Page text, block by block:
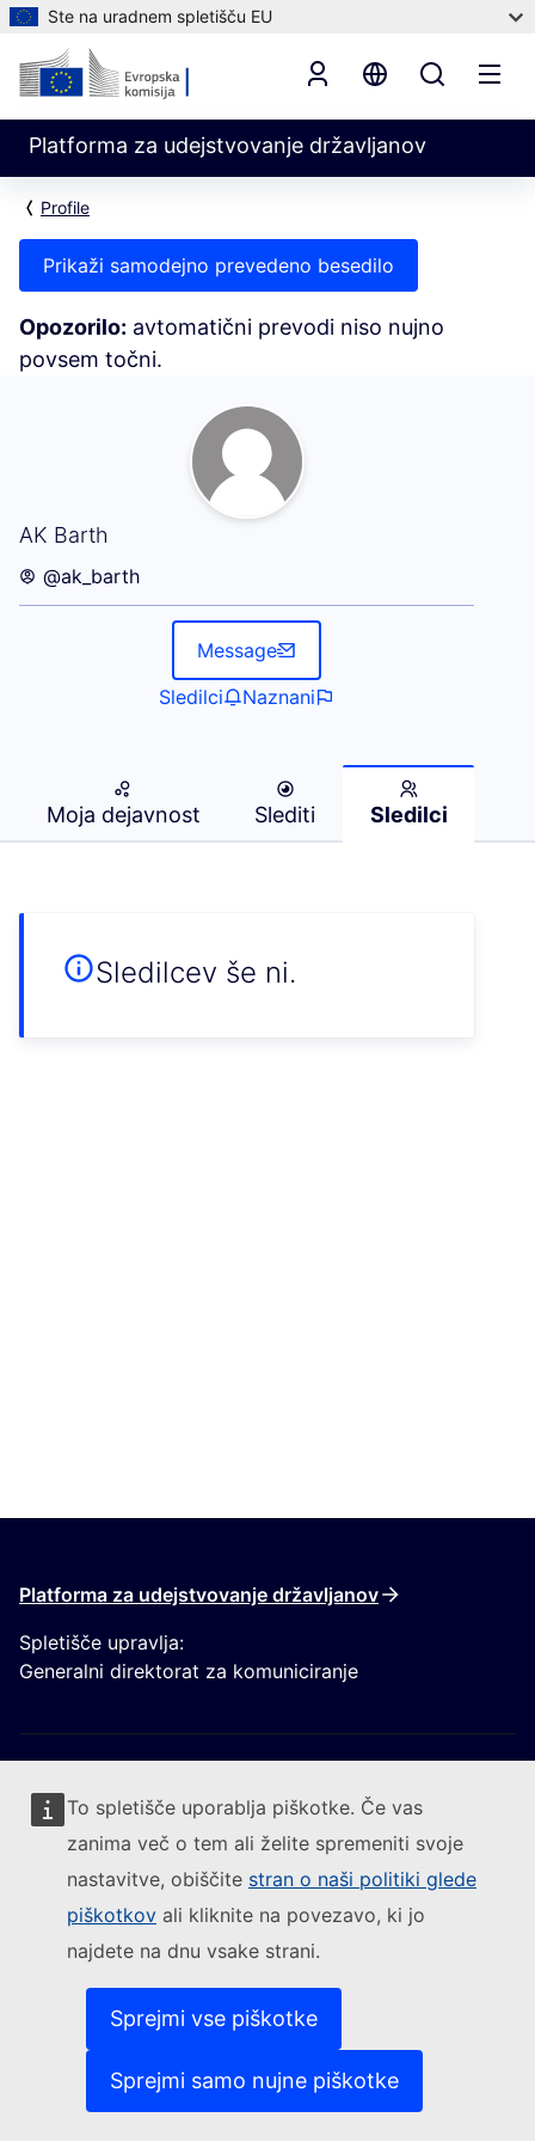
Ste na uradnem spletišču EU
To spletišče uporablja piškotke. Če vas
zanima več o tem ali želite spremeniti svoje
nastavitve, obiščite stran o naši politiki glede
piškotkov ali kliknite na povezavo, ki jo
najdete na dnu vsake strani.
Sprejmi vse piškotke
Sprejmi samo nujne piškotke
Platforma za udejstvovanje državljanov
Profile
Prikaži samodejno prevedeno besedilo
Opozorilo: avtomatični prevodi niso nujno
povsem točni.
AK Barth
Sledilci (AK Barth)
@ak_barth
Message
Sledilci
Naznani
Moja dejavnost Slediti Sledilci
Sledilcev še ni.
Platforma za udejstvovanje državljanov
Spletišče upravlja:
Generalni direktorat za komuniciranje
Sledite Evropski komisiji
Kontakt(Zunanja povezava)
Prijavite ranljivost informacijskega sistema
Jeziki na naših spletiščih(Zunanja povezava)
(Zunanja povezava)
Politika varstva zasebnost
Pravno obvestilo
(Zunanja povezava)
Dostopnost